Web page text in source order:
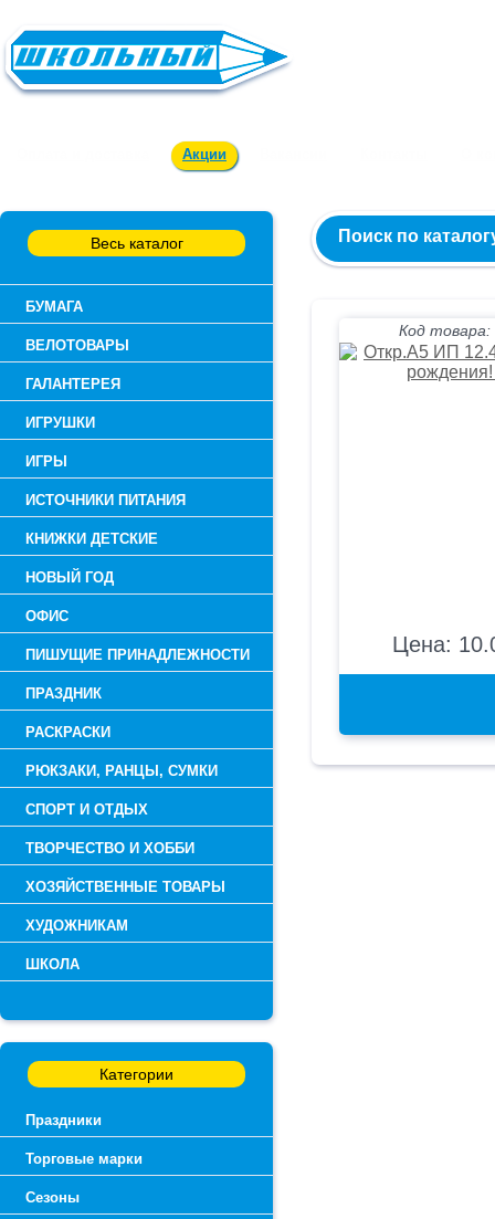
Акции
Весь каталог
БУМАГА
ВЕЛОТОВАРЫ
ГАЛАНТЕРЕЯ
ИГРУШКИ
ИГРЫ
ИСТОЧНИКИ ПИТАНИЯ
КНИЖКИ ДЕТСКИЕ
НОВЫЙ ГОД
ОФИС
ПИШУЩИЕ ПРИНАДЛЕЖНОСТИ
ПРАЗДНИК
РАСКРАСКИ
РЮКЗАКИ, РАНЦЫ, СУМКИ
СПОРТ И ОТДЫХ
ТВОРЧЕСТВО И ХОББИ
ХОЗЯЙСТВЕННЫЕ ТОВАРЫ
ХУДОЖНИКАМ
ШКОЛА
Категории
Праздники
Торговые марки
Сезоны
Поиск по
Код товара:
Цена: